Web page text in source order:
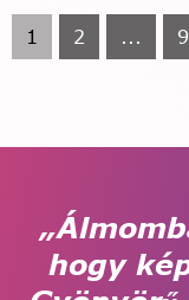
1 2 ...
hogy